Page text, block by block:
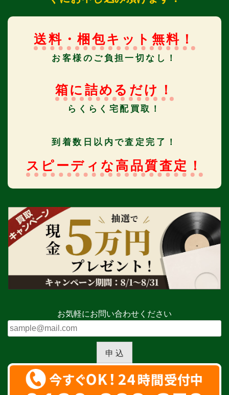
送料・梱包キット無料！
お客様のご負担一切なし！
箱に詰めるだけ！
らくらく宅配買取！
到着数日以内で査定完了！
スピーディな高品質査定！
お気軽にお問い合わせください
申 込